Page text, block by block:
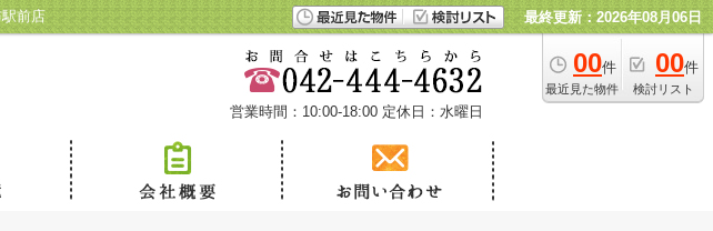
前店 最終更新：2026年08月06日
00件
最近見た物件
00件
検討リスト
営業時間：10:00-18:00 定休日：水曜日